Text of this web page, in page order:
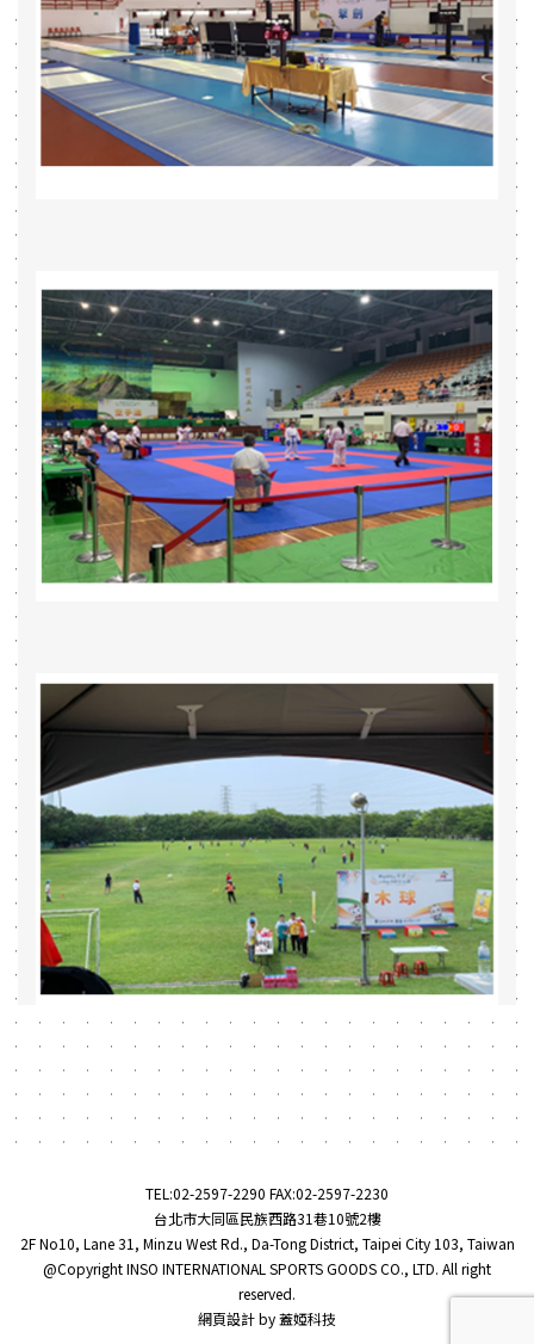
TEL:02-2597-2290 FAX:02-2597-2230
台北市大同區民族西路31巷10號2樓
2F No10, Lane 31, Minzu West Rd., Da-Tong District, Taipei City 103, Taiwan
@Copyright INSO INTERNATIONAL SPORTS GOODS CO., LTD. All right
reserved.
網頁設計by蓋婭科技